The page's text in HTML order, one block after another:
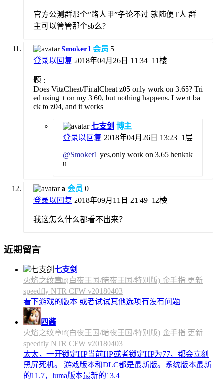
官方公测群那个”路人甲”争论不过 就随便T人 群
主可以管管那个sb么?
Smoker1 会员 5
登录以回复 2018年04月26日 11:34 11楼
题 :
Does VitaCheat/FinalCheat z05 only work on 3.65? Tri
ed using it on my 3.60, but nothing happens. I went ba
ck to z04, and it works
七支剑 博主
登录以回复 2018年04月26日 13:23 1层
@Smoker1 yes,only work on 3.65 henkak
u
a 会员 0
登录以回复 2018年09月11日 21:49 12楼
我这怎么什么都看不出来？
近期留言
七支剑
火焰之纹章if(白夜王国/暗夜王国/特别版) 金手指 更新
speedfly NTR CFW v20180403
看下游戏的版本 或者试试其他选项有没有问题
四酱
火焰之纹章if(白夜王国/暗夜王国/特别版) 金手指 更新
speedfly NTR CFW v20180403
太太，一开锁定HP当前HP或者锁定HP为77，都会立刻
黑屏死机。 游戏版本和DLC都是最新版。系统版本最新
的11.7，luma版本最新的13.4